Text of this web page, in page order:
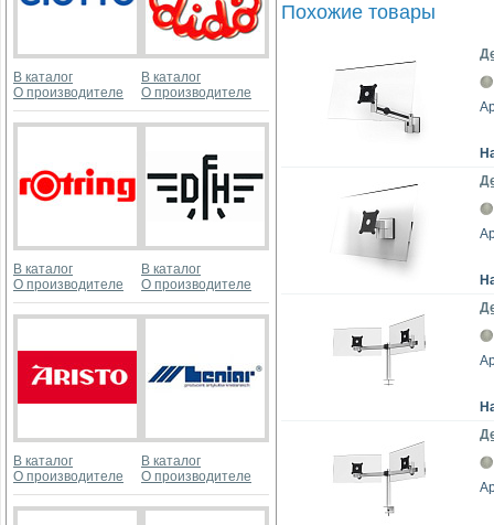
В каталог
О производителе
В каталог
О производителе
В каталог
О производителе
В каталог
О производителе
В каталог
О производителе
В каталог
О производителе
Похожие товары